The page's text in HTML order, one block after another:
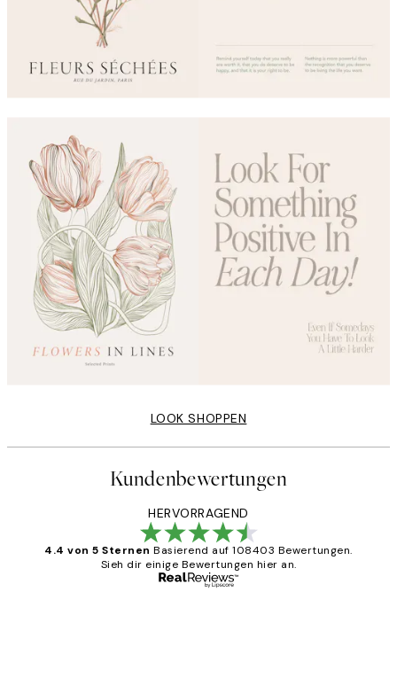
LOOK SHOPPEN
Kundenbewertungen
HERVORRAGEND
4.4 von 5 Sternen Basierend auf 108403 Bewertungen.
Sieh dir einige Bewertungen hier an.